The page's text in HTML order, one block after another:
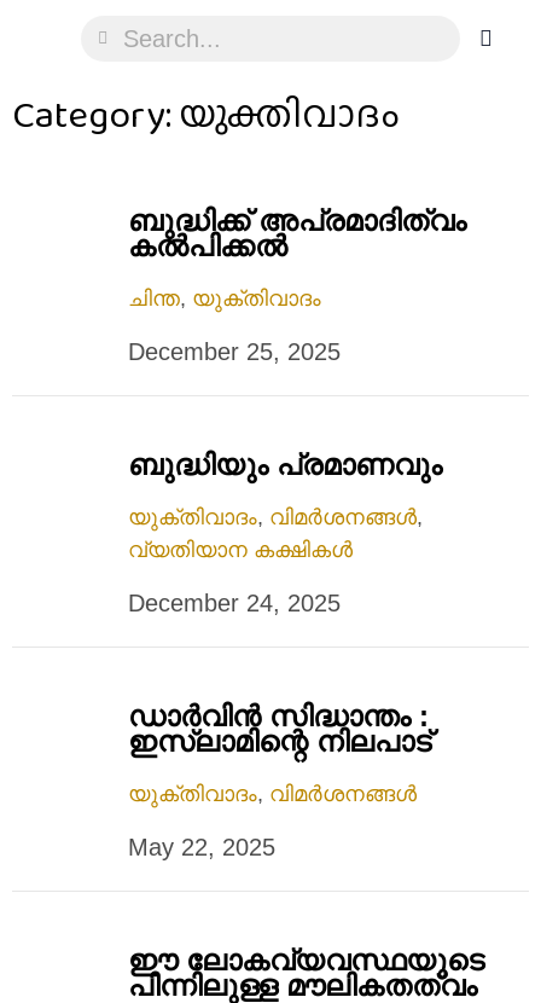
Category: യുക്തിവാദം
ബുദ്ധിക്ക് അപ്രമാദിത്വം
കൽപിക്കൽ
ചിന്ത, യുക്തിവാദം
December 25, 2025
ബുദ്ധിയും പ്രമാണവും
യുക്തിവാദം, വിമർശനങ്ങൾ,
വ്യതിയാന കക്ഷികൾ
December 24, 2025
ഡാർവിൻ സിദ്ധാന്തം :
ഇസ്ലാമിന്റെ നിലപാട്
യുക്തിവാദം, വിമർശനങ്ങൾ
May 22, 2025
ഈ ലോകവ്യവസ്ഥയുടെ
പിന്നിലുള്ള മൗലികതത്വം